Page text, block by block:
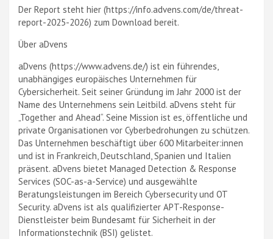
Der Report steht hier (https://info.advens.com/de/threat-
report-2025-2026) zum Download bereit.
Über aDvens
aDvens (https://www.advens.de/) ist ein führendes,
unabhängiges europäisches Unternehmen für
Cybersicherheit. Seit seiner Gründung im Jahr 2000 ist der
Name des Unternehmens sein Leitbild. aDvens steht für
„Together and Ahead“. Seine Mission ist es, öffentliche und
private Organisationen vor Cyberbedrohungen zu schützen.
Das Unternehmen beschäftigt über 600 Mitarbeiter:innen
und ist in Frankreich, Deutschland, Spanien und Italien
präsent. aDvens bietet Managed Detection & Response
Services (SOC-as-a-Service) und ausgewählte
Beratungsleistungen im Bereich Cybersecurity und OT
Security. aDvens ist als qualifizierter APT-Response-
Dienstleister beim Bundesamt für Sicherheit in der
Informationstechnik (BSI) gelistet.